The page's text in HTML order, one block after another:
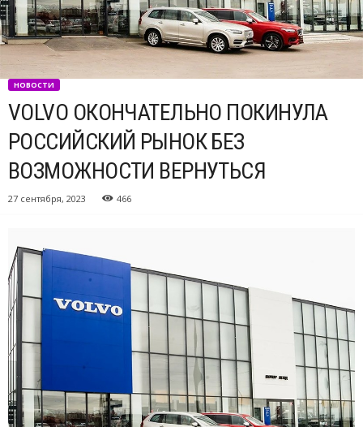
НОВОСТИ
VOLVO ОКОНЧАТЕЛЬНО ПОКИНУЛА
РОССИЙСКИЙ РЫНОК БЕЗ
ВОЗМОЖНОСТИ ВЕРНУТЬСЯ
27 сентября, 2023 466